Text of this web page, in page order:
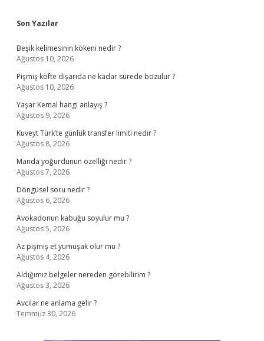
Sidebar
Son Yazılar
Beşik kelimesinin kökeni nedir ?
Ağustos 10, 2026
Pişmiş köfte dışarıda ne kadar sürede bozulur ?
Ağustos 10, 2026
Yaşar Kemal hangi anlayış ?
Ağustos 9, 2026
Kuveyt Türk’te günlük transfer limiti nedir ?
Ağustos 8, 2026
Manda yoğurdunun özelliği nedir ?
Ağustos 7, 2026
Döngüsel soru nedir ?
Ağustos 6, 2026
Avokadonun kabuğu soyulur mu ?
Ağustos 5, 2026
Az pişmiş et yumuşak olur mu ?
Ağustos 4, 2026
Aldığımız belgeler nereden görebilirim ?
Ağustos 3, 2026
Avcılar ne anlama gelir ?
Temmuz 30, 2026